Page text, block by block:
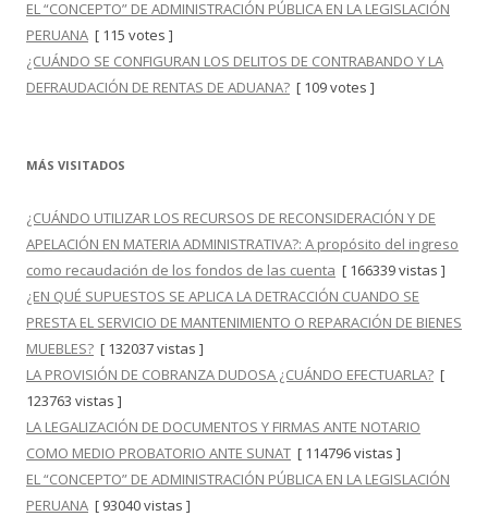
EL “CONCEPTO” DE ADMINISTRACIÓN PÚBLICA EN LA LEGISLACIÓN
PERUANA [ 115 votes ]
¿CUÁNDO SE CONFIGURAN LOS DELITOS DE CONTRABANDO Y LA
DEFRAUDACIÓN DE RENTAS DE ADUANA? [ 109 votes ]
MÁS VISITADOS
¿CUÁNDO UTILIZAR LOS RECURSOS DE RECONSIDERACIÓN Y DE
APELACIÓN EN MATERIA ADMINISTRATIVA?: A propósito del ingreso
como recaudación de los fondos de las cuenta [ 166339 vistas ]
¿EN QUÉ SUPUESTOS SE APLICA LA DETRACCIÓN CUANDO SE
PRESTA EL SERVICIO DE MANTENIMIENTO O REPARACIÓN DE BIENES
MUEBLES? [ 132037 vistas ]
LA PROVISIÓN DE COBRANZA DUDOSA ¿CUÁNDO EFECTUARLA? [
123763 vistas ]
LA LEGALIZACIÓN DE DOCUMENTOS Y FIRMAS ANTE NOTARIO
COMO MEDIO PROBATORIO ANTE SUNAT [ 114796 vistas ]
EL “CONCEPTO” DE ADMINISTRACIÓN PÚBLICA EN LA LEGISLACIÓN
PERUANA [ 93040 vistas ]